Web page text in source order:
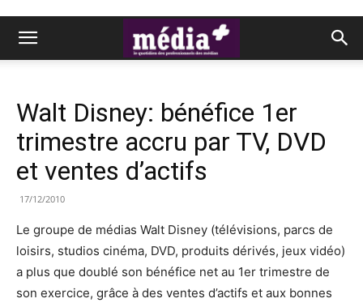
Walt Disney: bénéfice 1er
trimestre accru par TV, DVD
et ventes d’actifs
17/12/2010
Le groupe de médias Walt Disney (télévisions, parcs de
loisirs, studios cinéma, DVD, produits dérivés, jeux vidéo)
a plus que doublé son bénéfice net au 1er trimestre de
son exercice, grâce à des ventes d’actifs et aux bonnes